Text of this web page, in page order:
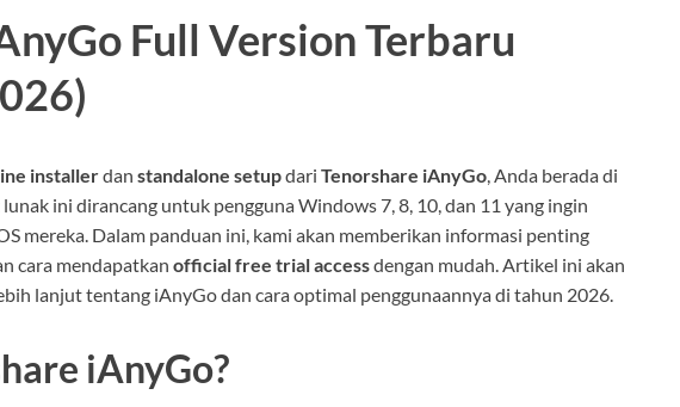
Full Version Terbaru
installerdan standalone setupdari Tenorshare iAnyGo, Anda berada di
ini dirancang untuk pengguna Windows 7, 8, 10, dan 11 yang ingin
mereka. Dalam panduan ini, kami akan memberikan informasi penting
cara mendapatkan official free trial accessdengan mudah. Artikel ini akan
lanjut tentang iAnyGo dan cara optimal penggunaannya di tahun 2026.
iAnyGo?